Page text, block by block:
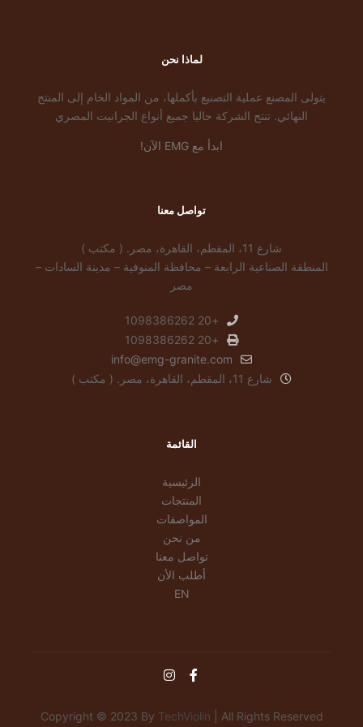
لماذا نحن
يتولى المصنع عملية التصنيع بأكملها، من المواد الخام إلى المنتج
النهائي. تنتج الشركة حاليا جميع أنواع الجرانيت المصري
ابدأ مع EMG الآن!
تواصل معنا
شارع 11، المقطم، القاهرة، مصر. ( مكتب )
المنطقة الصناعية الرابعة – محافظة المنوفية – مدينة السادات –
مصر
+20 1098386262
+20 1098386262
info@emg-granite.com
شارع 11، المقطم، القاهرة، مصر. ( مكتب )
القائمة
الرئيسية
المنتجات
المواصفات
من نحن
تواصل معنا
أطلب الأن
EN
Copyright © 2023 By TechViolin | All Rights Reserved